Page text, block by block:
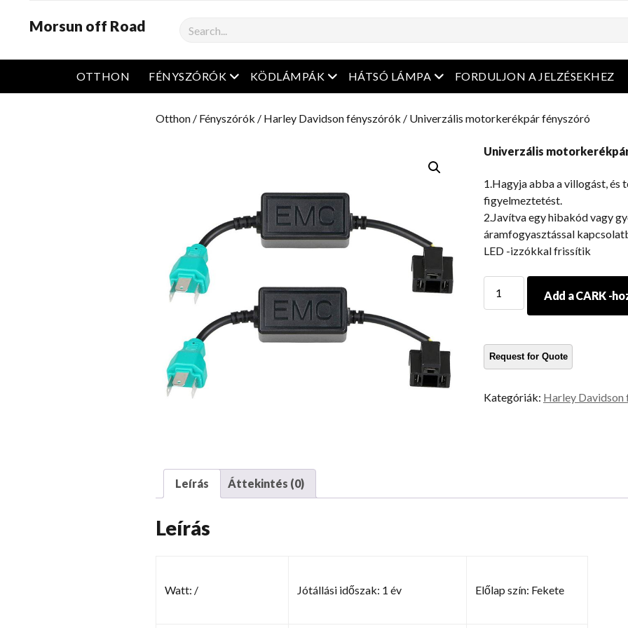
Morsun off Road Keresés
OTTHON FÉNYSZÓRÓK Nyissa meg a menüt
KÖDLÁMPÁK Nyissa meg a menüt
HÁTSÓ LÁMPA Nyissa meg a menüt
FORDULJON A JELZÉSEKHEZ
Otthon / Fényszórók / Harley Davidson fényszórók / Univerzális motorkerékpár fényszóró
Univerzális
1.Hagyja abba a villogást, és
figyelmeztetést.
2.Javítva egy hibakód vagy
áramfogyasztással
LED -izzókkal frissítik
motorkerékpár
fényszóró
Add a CARK -
Kategóriák: Harley Davidson
Leírás Áttekintés (0)
Leírás
Watt: / Jótállási időszak: 1 év Előlap szín: Fekete